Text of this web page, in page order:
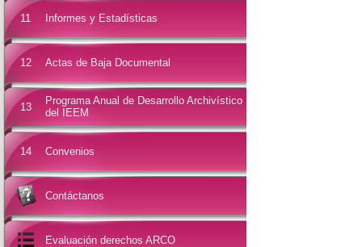
11 Informes y Estadísticas
12 Actas de Baja Documental
13
Programa Anual de Desarrollo Archivístico
del IEEM
14 Convenios
Contáctanos
Evaluación derechos ARCO